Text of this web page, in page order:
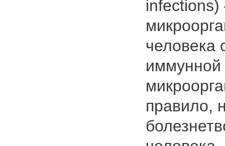
infections)
человека
иммунной
правило,